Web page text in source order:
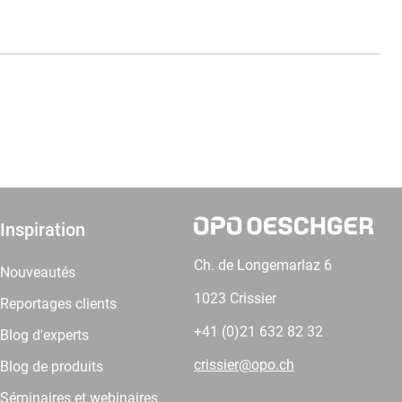
Inspiration
Nouveautés
Reportages clients
Blog d'experts
Blog de produits
Séminaires et webinaires
Ch. de Longemarlaz 6
1023 Crissier
+41 (0)21 632 82 32
crissier@opo.ch